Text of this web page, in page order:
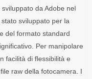
da Adobe nel
sviluppato per la
del formato standard
Per manipolare
facilità di flessibilità e
raw della fotocamera. I